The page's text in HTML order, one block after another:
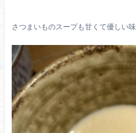
さつまいものスープも甘くて優しい味